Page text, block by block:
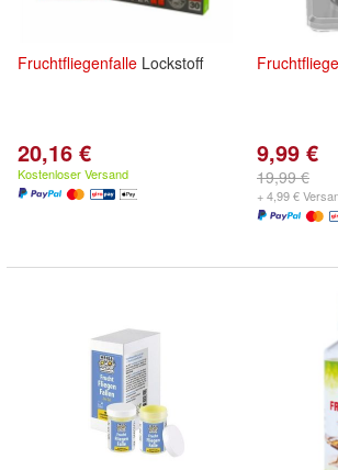
Fruchtfliegenfalle Lockstoff
20,16 €
Kostenloser Versand
9,99 €
19,99 €
+ 4,99 €